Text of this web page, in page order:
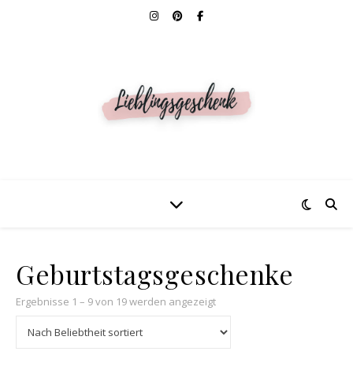
Geburtstagsgeschenke
Ergebnisse 1 – 9 von 19 werden angezeigtNach Beliebtheit sortiert